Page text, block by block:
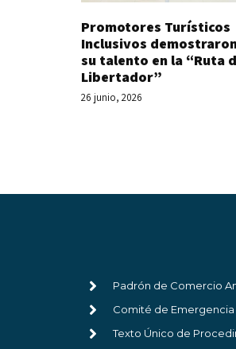
Promotores Turísticos
Inclusivos
su talento en la “Ruta
Libertador”
26 junio, 2026
Padrón de Comercio
Comité de Emergencia
Texto Único de